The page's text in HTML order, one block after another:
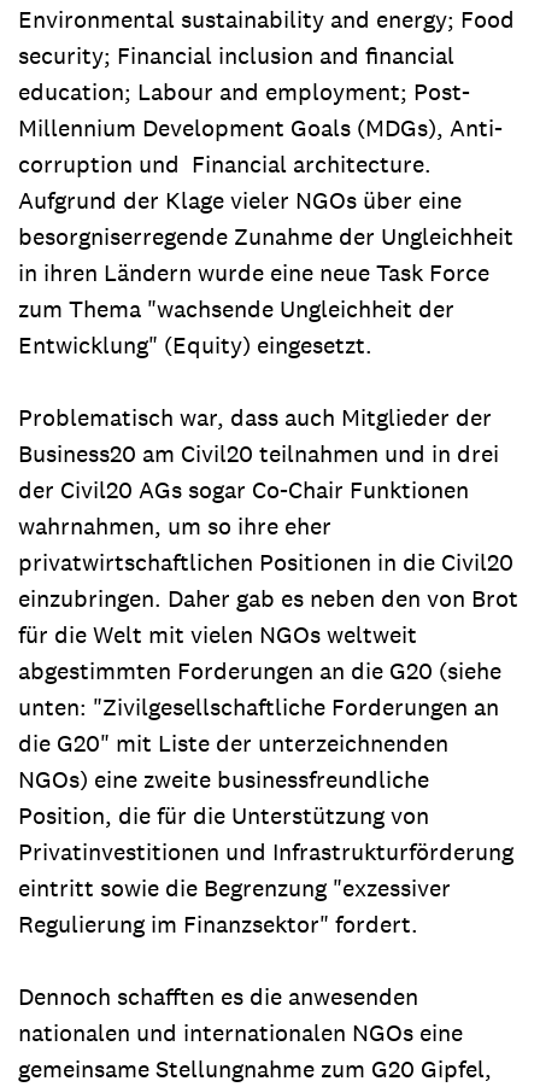
Environmental sustainability and energy; Food
security; Financial inclusion and financial
education; Labour and employment; Post-
Millennium Development Goals (MDGs), Anti-
corruption und Financial architecture.
Aufgrund der Klage vieler NGOs über eine
besorgniserregende Zunahme der Ungleichheit
in ihren Ländern wurde eine neue Task Force
zum Thema "wachsende Ungleichheit der
Entwicklung" (Equity) eingesetzt.
Problematisch war, dass auch Mitglieder der
Business20 am Civil20 teilnahmen und in drei
der Civil20 AGs sogar Co-Chair Funktionen
wahrnahmen, um so ihre eher
privatwirtschaftlichen Positionen in die Civil20
einzubringen. Daher gab es neben den von Brot
für die Welt mit vielen NGOs weltweit
abgestimmten Forderungen an die G20 (siehe
unten: "Zivilgesellschaftliche Forderungen an
die G20" mit Liste der unterzeichnenden
NGOs) eine zweite businessfreundliche
Position, die für die Unterstützung von
Privatinvestitionen und Infrastrukturförderung
eintritt sowie die Begrenzung "exzessiver
Regulierung im Finanzsektor" fordert.
Dennoch schafften es die anwesenden
nationalen und internationalen NGOs eine
gemeinsame Stellungnahme zum G20 Gipfel,